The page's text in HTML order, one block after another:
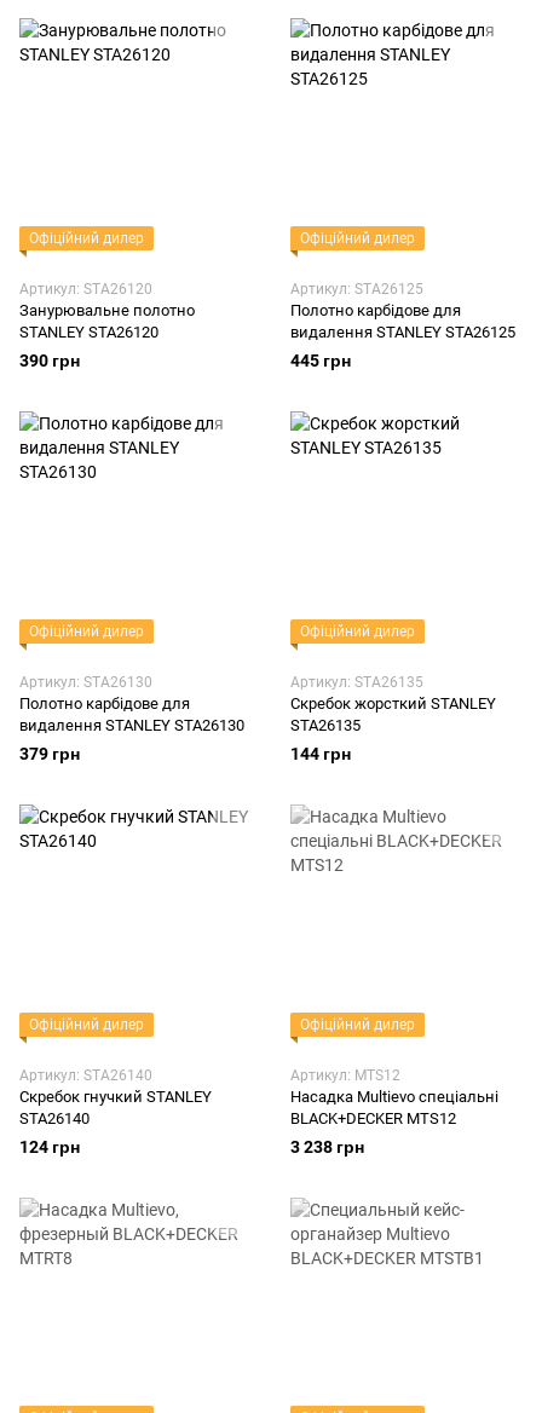
Офіційний дилер
Артикул: STA26120
Занурювальне полотно
STANLEY STA26120
390 грн
Офіційний дилер
Артикул: STA26125
Полотно карбідове для
видалення STANLEY STA26125
445 грн
Офіційний дилер
Артикул: STA26130
Полотно карбідове для
видалення STANLEY STA26130
379 грн
Офіційний дилер
Артикул: STA26135
Скребок жорсткий STANLEY
STA26135
144 грн
Офіційний дилер
Артикул: STA26140
Скребок гнучкий STANLEY
STA26140
124 грн
Офіційний дилер
Артикул: MTS12
Насадка Multievo спеціальні
BLACK+DECKER MTS12
3 238 грн